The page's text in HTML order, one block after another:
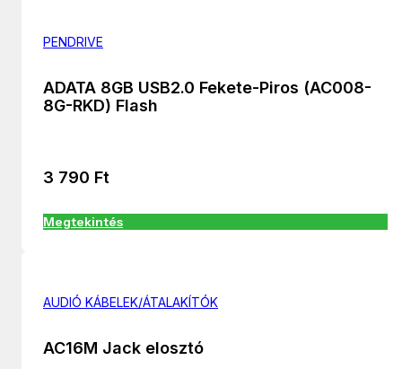
PENDRIVE
ADATA 8GB USB2.0 Fekete-Piros (AC008-
8G-RKD) Flash
3 790 Ft
Megtekintés
AUDIÓ KÁBELEK/ÁTALAKÍTÓK
AC16M Jack elosztó